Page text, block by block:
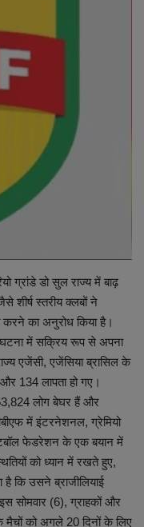
ग्रांडे डो सुल राज्य में बाढ़
स्तरीय क्लबों ने
का अनुरोध किया है।
में सक्रिय रूप से अपना
एजेंसी, एजेंसिया ब्रासिल के
134 लापता हो गए।
लोग बेघर हैं और
में इंटरनेशनल, ग्रेमियो
फेडरेशन के एक बयान में
को ध्यान में रखते हुए,
कि उसने ब्राजीलियाई
सोमवार (6), ग्राहकों और
मैचों को अगले 20 दिनों के लिए